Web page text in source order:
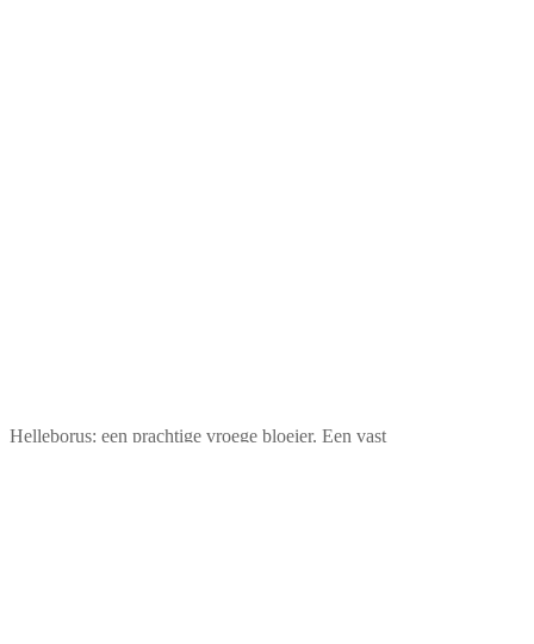
Helleborus: een prachtige vroege bloeier. Een vast